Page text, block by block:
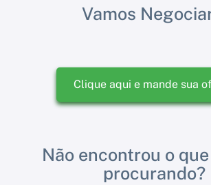
Vamos
Clique aqui e mande sua
Não encontrou o
procurando?